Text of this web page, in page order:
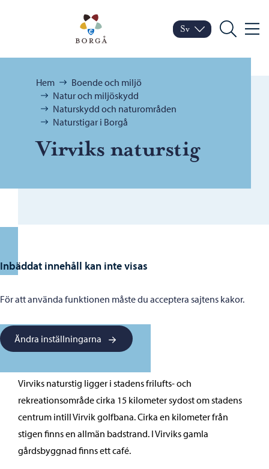
Porvoo – Gå till
Byt språk
Nuvarande språk:
Sv
Sök Meny
Bläddra:
Hem
Boende och miljö
Natur och miljöskydd
Naturskydd och naturområden
Naturstigar i Borgå
Virviks naturstig
Inbäddat innehåll kan inte visas
För att använda funktionen måste du acceptera sajtens kakor.
Ändra inställningarna
Virviks naturstig ligger i stadens frilufts- och
rekreationsområde cirka 15 kilometer sydost om stadens
centrum intill Virvik golfbana. Cirka en kilometer från
stigen finns en allmän badstrand. I Virviks gamla
gårdsbyggnad finns ett café.